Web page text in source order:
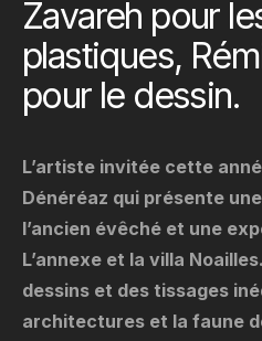
Zavareh pour
plastiques,
pour le dessin.
L’artiste invitée cette
Dénéréaz qui présente
l’ancien évêché et une
L’annexe et la villa
dessins et des tissages
architectures et la faune